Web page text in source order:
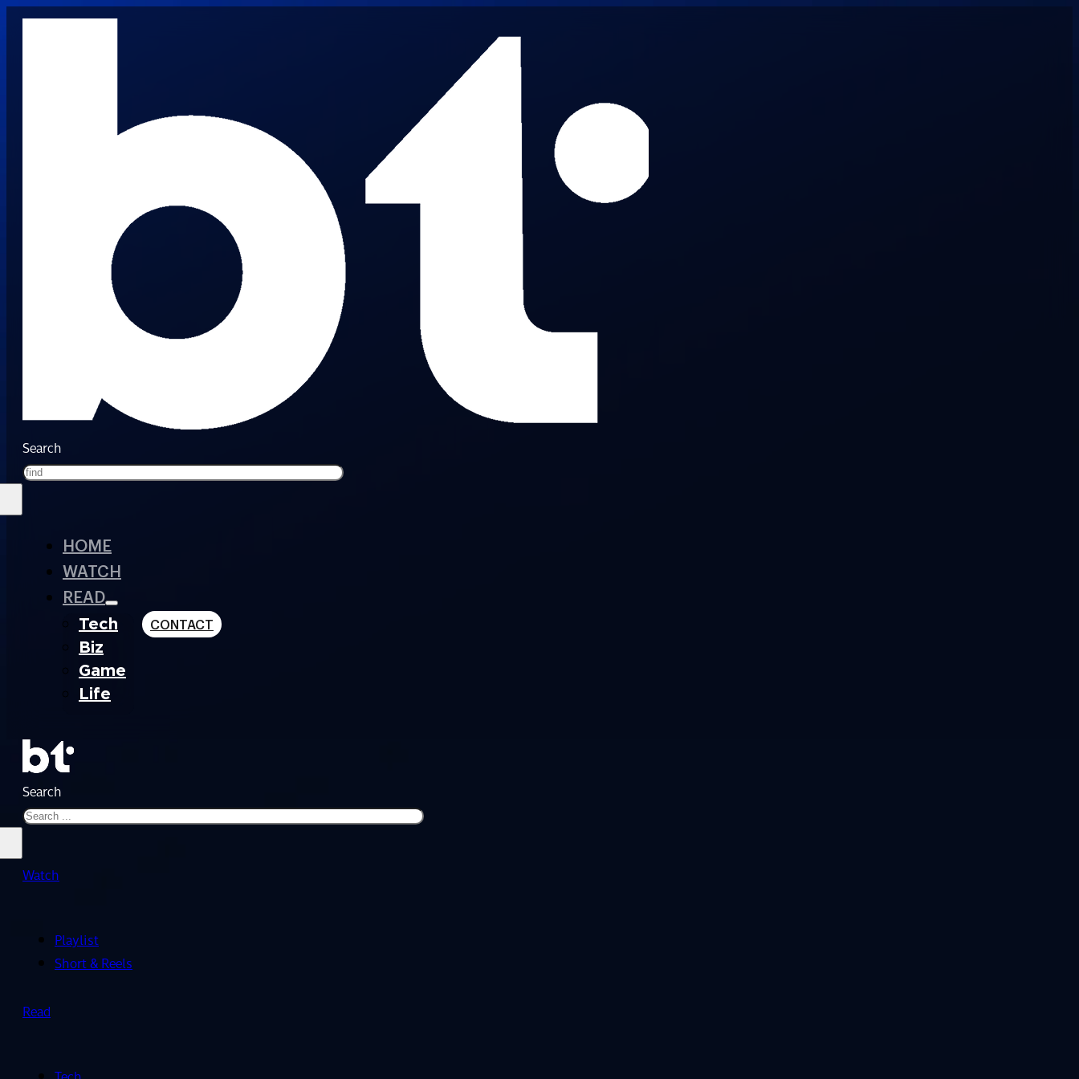
Search
HOME
WATCH
READ
Tech
Biz
Game
Life
CONTACT
Search
Watch
Playlist
Short & Reels
Read